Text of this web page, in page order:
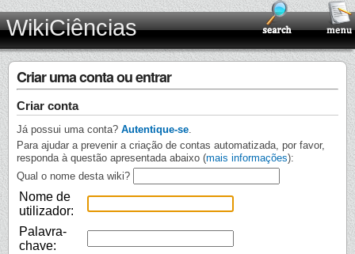
WikiCiências
Criar uma conta ou entrar
Criar conta
Já possui uma conta? Autentique-se
Para ajudar a prevenir a criação de contas automatizada, por favor,
responda à questão apresentada abaixo (mais informações):
Qual o nome desta wiki?
Nome de
utilizador:
Palavra-
chave: